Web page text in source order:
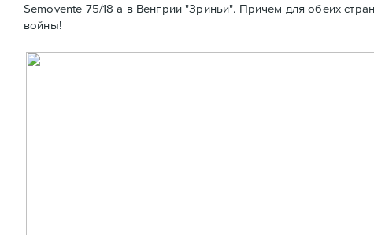
Semovente 75/18 а в Венгрии "Зриньи". Причем для обеих
войны!